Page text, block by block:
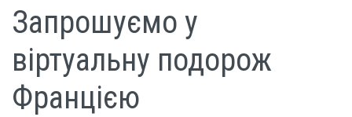
Запрошуємо у
віртуальну подорож
Францією